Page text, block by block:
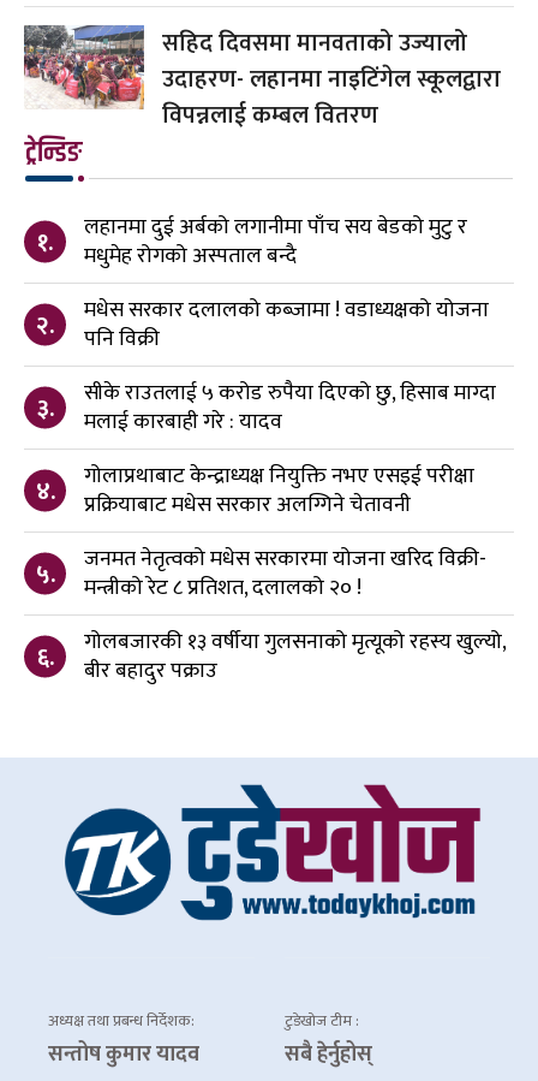
सहिद दिवसमा मानवताको उज्यालो
उदाहरण- लहानमा नाइटिंगेल स्कूलद्वारा
विपन्नलाई कम्बल वितरण
ट्रेन्डिङ
१.
लहानमा दुई अर्बको लगानीमा पाँच सय बेडको मुटु र
मधुमेह रोगको अस्पताल बन्दै
२.
मधेस सरकार दलालको कब्जामा ! वडाध्यक्षको योजना
पनि विक्री
३.
सीके राउतलाई ५ करोड रुपैया दिएको छु, हिसाब माग्दा
मलाई कारबाही गरे : यादव
४.
गोलाप्रथाबाट केन्द्राध्यक्ष नियुक्ति नभए एसइई परीक्षा
प्रक्रियाबाट मधेस सरकार अलग्गिने चेतावनी
५.
जनमत नेतृत्वको मधेस सरकारमा योजना खरिद विक्री-
मन्त्रीको रेट ८ प्रतिशत, दलालको २० !
६.
गोलबजारकी १३ वर्षीया गुलसनाको मृत्यूको रहस्य खुल्यो,
बीर बहादुर पक्राउ
अध्यक्ष तथा प्रबन्ध निर्देशक:
सन्तोष कुमार यादव
टुडेखोज टीम :
सबै हेर्नुहोस्